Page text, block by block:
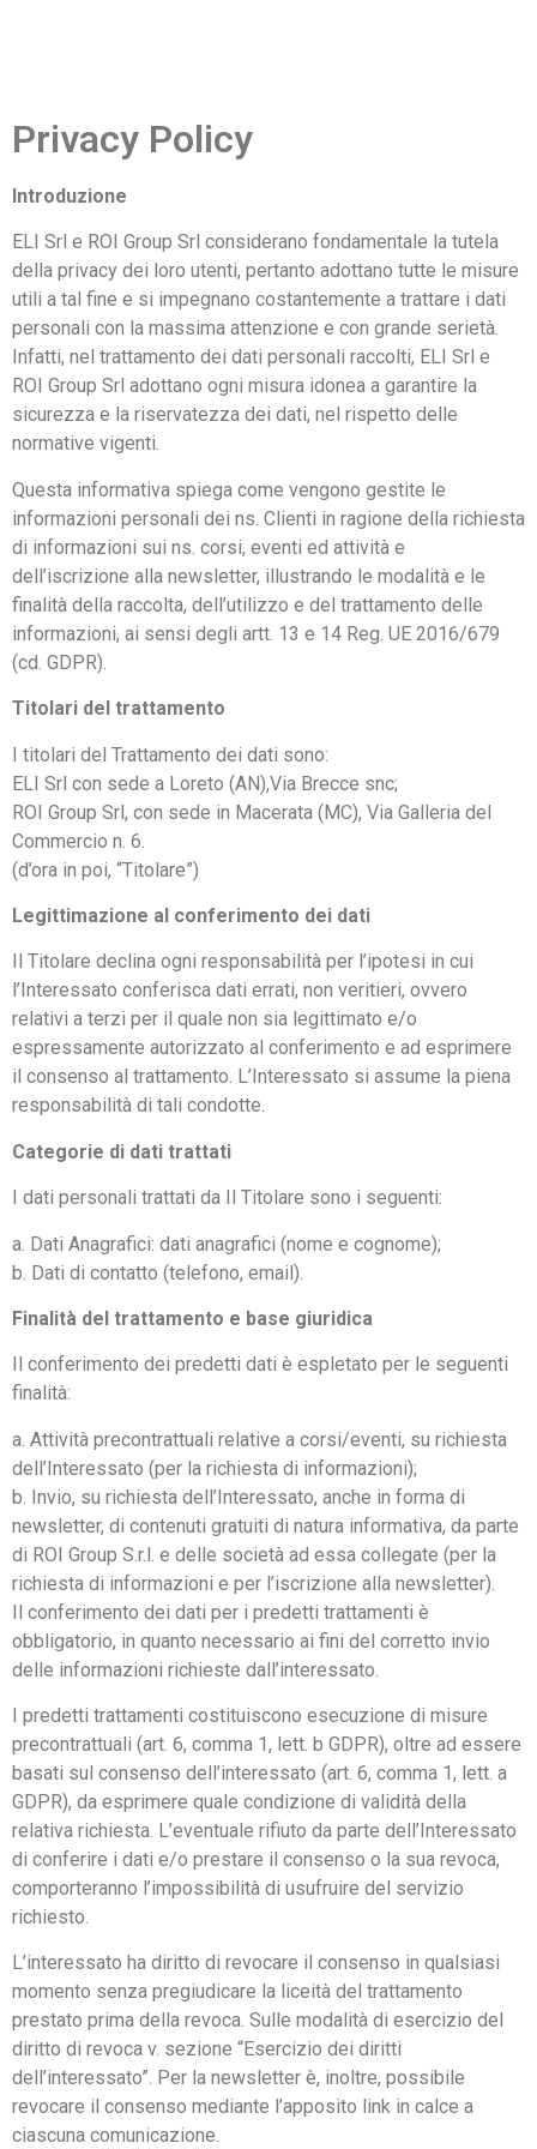
Privacy Policy
Introduzione
ELI Srl e ROI Group Srl considerano fondamentale la tutela
della privacy dei loro utenti, pertanto adottano tutte le misure
utili a tal fine e si impegnano costantemente a trattare i dati
personali con la massima attenzione e con grande serietà.
Infatti, nel trattamento dei dati personali raccolti, ELI Srl e
ROI Group Srl adottano ogni misura idonea a garantire la
sicurezza e la riservatezza dei dati, nel rispetto delle
normative vigenti.
Questa informativa spiega come vengono gestite le
informazioni personali dei ns. Clienti in ragione della richiesta
di informazioni sui ns. corsi, eventi ed attività e
dell’iscrizione alla newsletter, illustrando le modalità e le
finalità della raccolta, dell’utilizzo e del trattamento delle
informazioni, ai sensi degli artt. 13 e 14 Reg. UE 2016/679
(cd. GDPR).
Titolari del trattamento
I titolari del Trattamento dei dati sono:
ELI Srl con sede a Loreto (AN),Via Brecce snc;
ROI Group Srl, con sede in Macerata (MC), Via Galleria del
Commercio n. 6.
(d’ora in poi, “Titolare”)
Legittimazione al conferimento dei dati
Il Titolare declina ogni responsabilità per l’ipotesi in cui
l’Interessato conferisca dati errati, non veritieri, ovvero
relativi a terzi per il quale non sia legittimato e/o
espressamente autorizzato al conferimento e ad esprimere
il consenso al trattamento. L’Interessato si assume la piena
responsabilità di tali condotte.
Categorie di dati trattati
I dati personali trattati da Il Titolare sono i seguenti:
a. Dati Anagrafici: dati anagrafici (nome e cognome);
b. Dati di contatto (telefono, email).
Finalità del trattamento e base giuridica
Il conferimento dei predetti dati è espletato per le seguenti
finalità:
a. Attività precontrattuali relative a corsi/eventi, su richiesta
dell’Interessato (per la richiesta di informazioni);
b. Invio, su richiesta dell’Interessato, anche in forma di
newsletter, di contenuti gratuiti di natura informativa, da parte
di ROI Group S.r.l. e delle società ad essa collegate (per la
richiesta di informazioni e per l’iscrizione alla newsletter).
Il conferimento dei dati per i predetti trattamenti è
obbligatorio, in quanto necessario ai fini del corretto invio
delle informazioni richieste dall’interessato.
I predetti trattamenti costituiscono esecuzione di misure
precontrattuali (art. 6, comma 1, lett. b GDPR), oltre ad essere
basati sul consenso dell’interessato (art. 6, comma 1, lett. a
GDPR), da esprimere quale condizione di validità della
relativa richiesta. L’eventuale rifiuto da parte dell’Interessato
di conferire i dati e/o prestare il consenso o la sua revoca,
comporteranno l’impossibilità di usufruire del servizio
richiesto.
L’interessato ha diritto di revocare il consenso in qualsiasi
momento senza pregiudicare la liceità del trattamento
prestato prima della revoca. Sulle modalità di esercizio del
diritto di revoca v. sezione “Esercizio dei diritti
dell’interessato”. Per la newsletter è, inoltre, possibile
revocare il consenso mediante l’apposito link in calce a
ciascuna comunicazione.